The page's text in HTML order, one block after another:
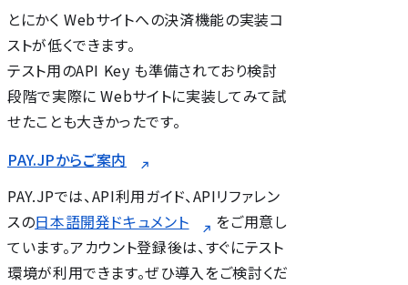
とにかく Webサイトへの決済機能の実装コ
ストが低くできます。
テスト用のAPI Key も準備されており検討
段階で実際に Webサイトに実装してみて試
せたことも大きかったです。
PAY.JPからご案内
PAY.JPでは、API利用ガイド、APIリファレン
スの日本語開発ドキュメント
をご用意し
ています。アカウント登録後は、すぐにテスト
環境が利用できます。ぜひ導入をご検討くだ